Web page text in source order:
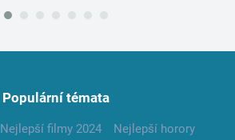
Populární témata
Nejlepší filmy 2024
Nejlepší horory